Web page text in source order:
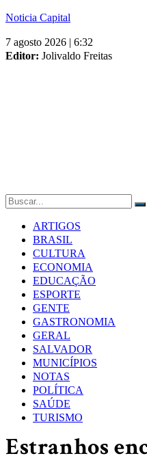
Skip
content
Noticia Capital
7 agosto 2026 | 6:32
Editor: Jolivaldo Freitas
ARTIGOS
BRASIL
CULTURA
ECONOMIA
EDUCAÇÃO
ESPORTE
GENTE
GASTRONOMIA
GERAL
SALVADOR
MUNICÍPIOS
NOTAS
POLÍTICA
SAÚDE
TURISMO
Estranhos